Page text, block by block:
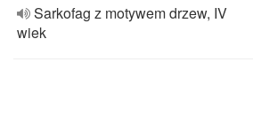
Sarkofag z motywem drzew, IV
wiek